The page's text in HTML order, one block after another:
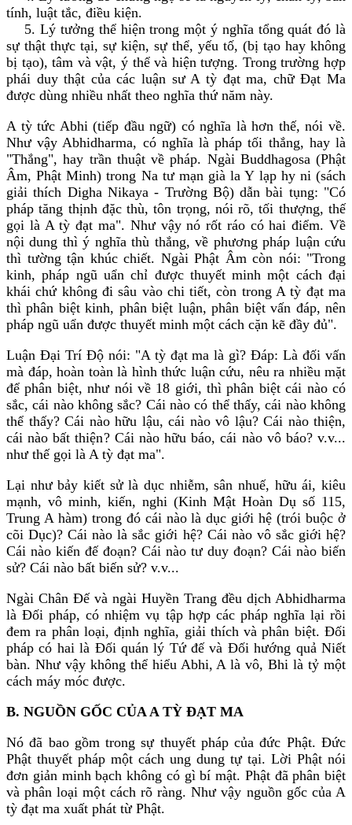
tính, luật tắc, điều kiện.
5. Lý tưởng thể hiện trong một ý nghĩa tổng quát đó là
sự thật thực tại, sự kiện, sự thể, yếu tố, (bị tạo hay không
bị tạo), tâm và vật, ý thể và hiện tượng. Trong trường hợp
phái duy thật của các luận sư A tỳ đạt ma, chữ Ðạt Ma
được dùng nhiều nhất theo nghĩa thứ năm này.
A tỳ tức Abhi (tiếp đầu ngữ) có nghĩa là hơn thế, nói về.
Như vậy Abhidharma, có nghĩa là pháp tối thắng, hay là
"Thắng", hay trần thuật về pháp. Ngài Buddhagosa (Phật
Âm, Phật Minh) trong Na tư mạn già la Y lạp hy ni (sách
giải thích Digha Nikaya - Trường Bộ) dẫn bài tụng: "Có
pháp tăng thịnh đặc thù, tôn trọng, nói rõ, tối thượng, thế
gọi là A tỳ đạt ma". Như vậy nó rốt ráo có hai điểm. Về
nội dung thì ý nghĩa thù thắng, về phương pháp luận cứu
thì tường tận khúc chiết. Ngài Phật Âm còn nói: "Trong
kinh, pháp ngũ uẩn chỉ được thuyết minh một cách đại
khái chứ không đi sâu vào chi tiết, còn trong A tỳ đạt ma
thì phân biệt kinh, phân biệt luận, phân biệt vấn đáp, nên
pháp ngũ uẩn được thuyết minh một cách cặn kẽ đầy đủ".
Luận Ðại Trí Ðộ nói: "A tỳ đạt ma là gì? Ðáp: Là đối vấn
mà đáp, hoàn toàn là hình thức luận cứu, nêu ra nhiều mặt
để phân biệt, như nói về 18 giới, thì phân biệt cái nào có
sắc, cái nào không sắc? Cái nào có thể thấy, cái nào không
thể thấy? Cái nào hữu lậu, cái nào vô lậu? Cái nào thiện,
cái nào bất thiện? Cái nào hữu báo, cái nào vô báo? v.v...
như thế gọi là A tỳ đạt ma".
Lại như bảy kiết sử là dục nhiễm, sân nhuế, hữu ái, kiêu
mạnh, vô minh, kiến, nghi (Kinh Mật Hoàn Dụ số 115,
Trung A hàm) trong đó cái nào là dục giới hệ (trói buộc ở
cõi Dục)? Cái nào là sắc giới hệ? Cái nào vô sắc giới hệ?
Cái nào kiến đế đoạn? Cái nào tư duy đoạn? Cái nào biến
sử? Cái nào bất biến sử? v.v...
Ngài Chân Ðế và ngài Huyền Trang đều dịch Abhidharma
là Ðối pháp, có nhiệm vụ tập hợp các pháp nghĩa lại rồi
đem ra phân loại, định nghĩa, giải thích và phân biệt. Ðối
pháp có hai là Ðối quán lý Tứ đế và Ðối hướng quả Niết
bàn. Như vậy không thể hiểu Abhi, A là vô, Bhi là tỷ một
cách máy móc được.
B. NGUỒN GỐC CỦA A TỲ ÐẠT MA
Nó đã bao gồm trong sự thuyết pháp của đức Phật. Ðức
Phật thuyết pháp một cách ung dung tự tại. Lời Phật nói
đơn giản minh bạch không có gì bí mật. Phật đã phân biệt
và phân loại một cách rõ ràng. Như vậy nguồn gốc của A
tỳ đạt ma xuất phát từ Phật.